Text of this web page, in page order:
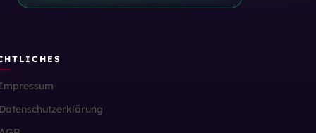
Impressum
Datenschutzerklärung